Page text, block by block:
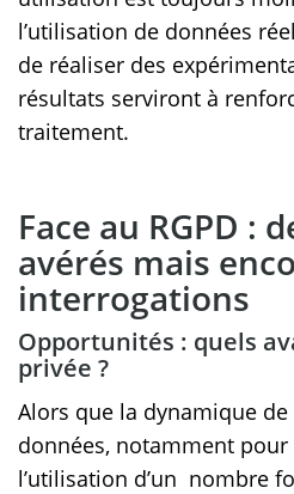
l’utilisation de données
de réaliser des
résultats serviront à
traitement.
Face au RGPD :
avérés mais
interrogations
Opportunités : quels
privée ?
Alors que la dynamique de
données, notamment pour
l’utilisation d’un nombre